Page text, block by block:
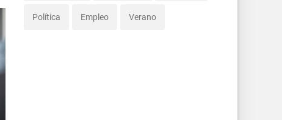
Política Empleo Verano